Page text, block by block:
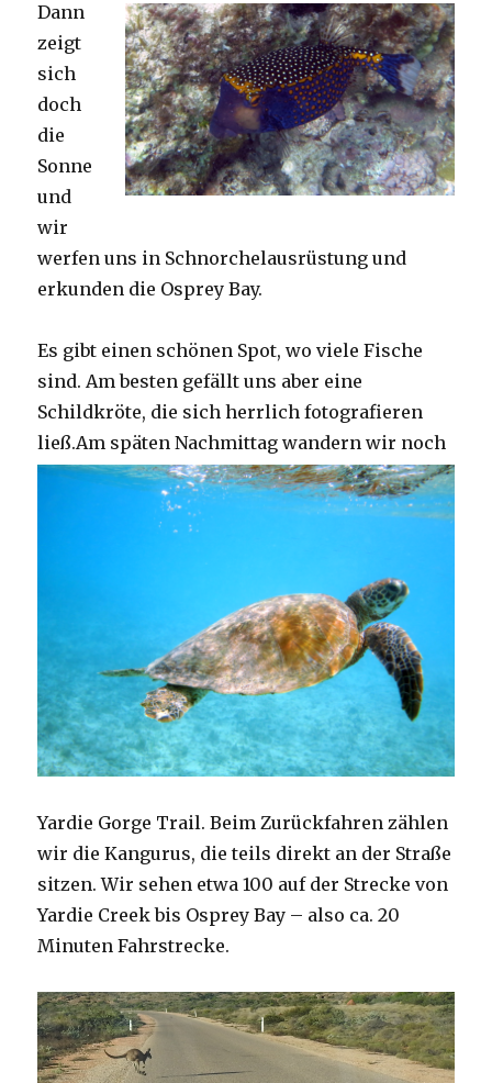
Dann
zeigt
sich
doch
die
Sonne
und
wir
werfen uns in Schnorchelausrüstung und
erkunden die Osprey Bay.
Es gibt einen schönen Spot, wo viele Fische
sind. Am besten gefällt uns aber eine
Schildkröte, die sich herrlich fotografieren
ließ.Am späten Nachmittag wandern wir noch
Yardie Gorge Trail. Beim Zurückfahren zählen
wir die Kangurus, die teils direkt an der Straße
sitzen. Wir sehen etwa 100 auf der Strecke von
Yardie Creek bis Osprey Bay – also ca. 20
Minuten Fahrstrecke.